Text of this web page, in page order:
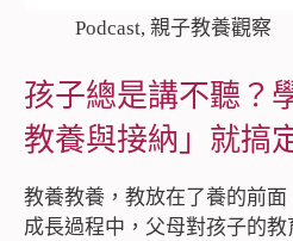
Podcast, 親子教養觀察
孩子總是講不聽？
教養與接納」就搞
教養教養，教放在了養的前
成長過程中，父母對孩子的教